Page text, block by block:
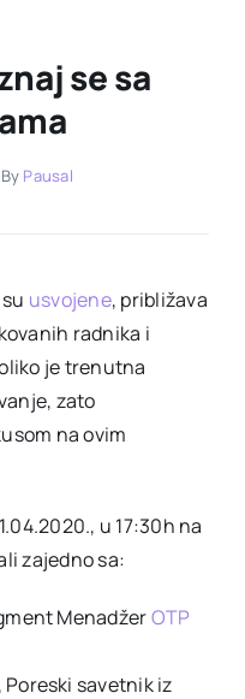
se sa
By Pausal
usvojene, približava
radnika i
je trenutna
zato
na ovim
u 17:30h na
zajedno sa:
MenadžerOTP
, Poreski savetnik iz